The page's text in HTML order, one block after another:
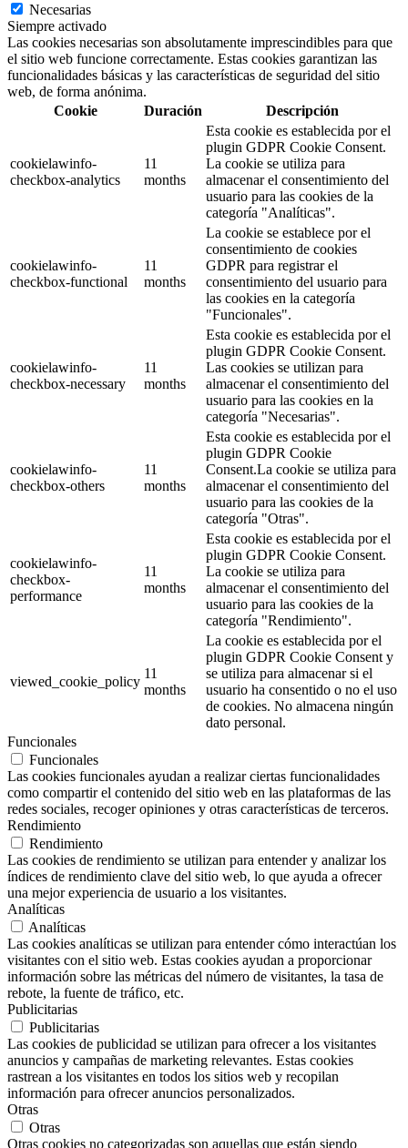
Necesarias
Siempre activado
Las cookies necesarias son absolutamente imprescindibles para que
el sitio web funcione correctamente. Estas cookies garantizan las
funcionalidades básicas y las características de seguridad del sitio
web, de forma anónima.
Cookie
Duración Descripción
cookielawinfo-
checkbox-analytics
11
months
Esta cookie es establecida por el
plugin GDPR Cookie Consent.
La cookie se utiliza para
almacenar el consentimiento del
usuario para las cookies de la
categoría "Analíticas".
cookielawinfo-
checkbox-functional
11
months
La cookie se establece por el
consentimiento de cookies
GDPR para registrar el
consentimiento del usuario para
las cookies en la categoría
"Funcionales".
cookielawinfo-
checkbox-necessary
11
months
Esta cookie es establecida por el
plugin GDPR Cookie Consent.
Las cookies se utilizan para
almacenar el consentimiento del
usuario para las cookies en la
categoría "Necesarias".
cookielawinfo-
checkbox-others
11
months
Esta cookie es establecida por el
plugin GDPR Cookie
Consent.La cookie se utiliza para
almacenar el consentimiento del
usuario para las cookies de la
categoría "Otras".
cookielawinfo-
checkbox-
performance
11
months
Esta cookie es establecida por el
plugin GDPR Cookie Consent.
La cookie se utiliza para
almacenar el consentimiento del
usuario para las cookies de la
categoría "Rendimiento".
viewed_cookie_policy
11
months
La cookie es establecida por el
plugin GDPR Cookie Consent y
se utiliza para almacenar si el
usuario ha consentido o no el uso
de cookies. No almacena ningún
dato personal.
Funcionales
Funcionales
Las cookies funcionales ayudan a realizar ciertas funcionalidades
como compartir el contenido del sitio web en las plataformas de las
redes sociales, recoger opiniones y otras características de terceros.
Rendimiento
Rendimiento
Las cookies de rendimiento se utilizan para entender y analizar los
índices de rendimiento clave del sitio web, lo que ayuda a ofrecer
una mejor experiencia de usuario a los visitantes.
Analíticas
Analíticas
Las cookies analíticas se utilizan para entender cómo interactúan los
visitantes con el sitio web. Estas cookies ayudan a proporcionar
información sobre las métricas del número de visitantes, la tasa de
rebote, la fuente de tráfico, etc.
Publicitarias
Publicitarias
Las cookies de publicidad se utilizan para ofrecer a los visitantes
anuncios y campañas de marketing relevantes. Estas cookies
rastrean a los visitantes en todos los sitios web y recopilan
información para ofrecer anuncios personalizados.
Otras
Otras
Otras cookies no categorizadas son aquellas que están siendo